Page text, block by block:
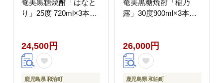
奄美黒糖焼酎「はなと
り」25度 720ml×3本セ
24,500円
鹿児島県 和泊町
奄美黒糖焼酎「稲乃
露」30度900ml×3本セ
26,000円
鹿児島県 和泊町